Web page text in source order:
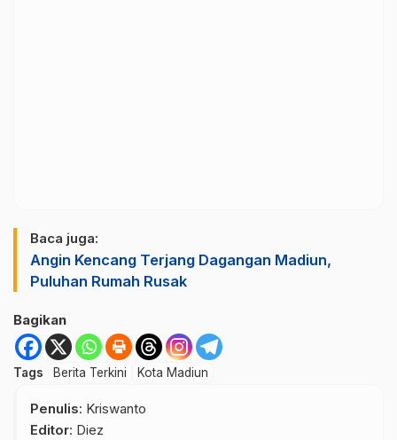
Baca juga:
Angin Kencang Terjang Dagangan Madiun,
Puluhan Rumah Rusak
Bagikan
Tags Berita Terkini Kota Madiun
Penulis: Kriswanto
Editor: Diez